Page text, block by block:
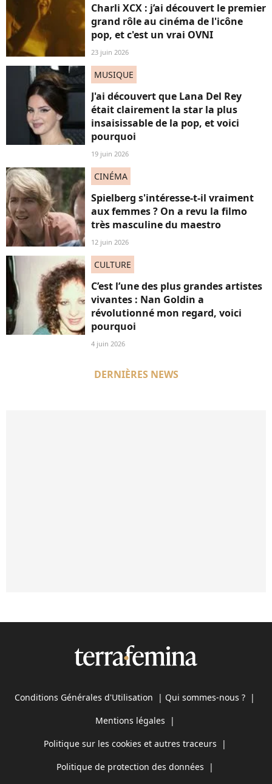
Charli XCX : j’ai découvert le premier
grand rôle au cinéma de l'icône
pop, et c'est un vrai OVNI
23 juin 2026
MUSIQUE
J'ai découvert que Lana Del Rey
était clairement la star la plus
insaisissable de la pop, et voici
pourquoi
19 juin 2026
CINÉMA
Spielberg s'intéresse-t-il vraiment
aux femmes ? On a revu la filmo
très masculine du maestro
12 juin 2026
CULTURE
C’est l’une des plus grandes artistes
vivantes : Nan Goldin a
révolutionné mon regard, voici
pourquoi
4 juin 2026
DERNIÈRES NEWS
Conditions Générales d'Utilisation | Qui sommes-nous ? |
Mentions légales |
Politique sur les cookies et autres traceurs |
Politique de protection des données |